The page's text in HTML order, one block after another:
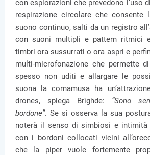
con esplorazioni che prevedono l’uso
respirazione circolare che consente
suono continuo, salti da un registro
con suoni multipli e pattern ritmici
timbri ora sussurrati o ora aspri e
multi-microfonazione che permette
spesso non uditi e allargare le
suona la cornamusa ha
drones, spiega Brìghde: “Sono
bordone”. Se si osserva la sua
noterà il senso di simbiosi e intimità
con i bordoni collocati vicini
che la piper vuole fortemente